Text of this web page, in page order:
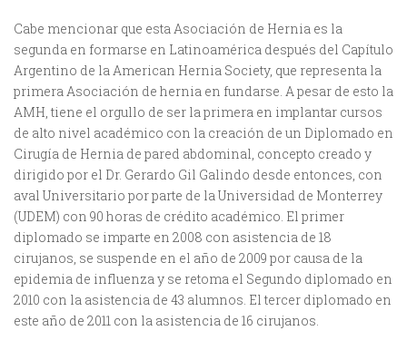
Cabe mencionar que esta Asociación de Hernia es la
segunda en formarse en Latinoamérica después del Capítulo
Argentino de la American Hernia Society, que representa la
primera Asociación de hernia en fundarse. A pesar de esto la
AMH, tiene el orgullo de ser la primera en implantar cursos
de alto nivel académico con la creación de un Diplomado en
Cirugía de Hernia de pared abdominal, concepto creado y
dirigido por el Dr. Gerardo Gil Galindo desde entonces, con
aval Universitario por parte de la Universidad de Monterrey
(UDEM) con 90 horas de crédito académico. El primer
diplomado se imparte en 2008 con asistencia de 18
cirujanos, se suspende en el año de 2009 por causa de la
epidemia de influenza y se retoma el Segundo diplomado en
2010 con la asistencia de 43 alumnos. El tercer diplomado en
este año de 2011 con la asistencia de 16 cirujanos.